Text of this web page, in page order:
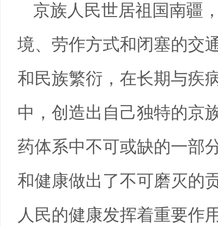
京族人民世居祖国南疆
境、劳作方式和闭塞的交
和民族繁衍，在长期与疾
中，创造出自己独特的京
药体系中不可或缺的一部
和健康做出了不可磨灭的
人民的健康发挥着重要作